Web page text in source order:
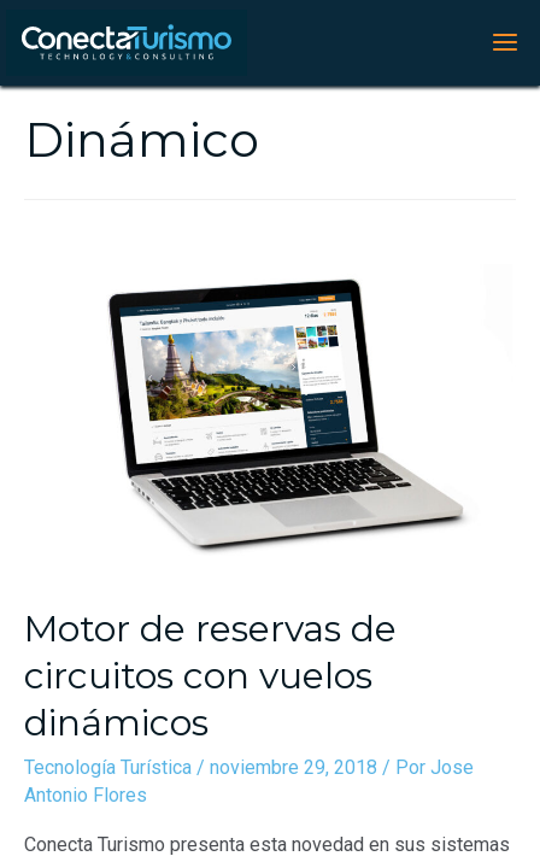
Dinámico
Motor de reservas de
circuitos con vuelos
dinámicos
Tecnología Turística / noviembre 29, 2018 / Por Jose
Antonio Flores
Conecta Turismo presenta esta novedad en sus sistemas